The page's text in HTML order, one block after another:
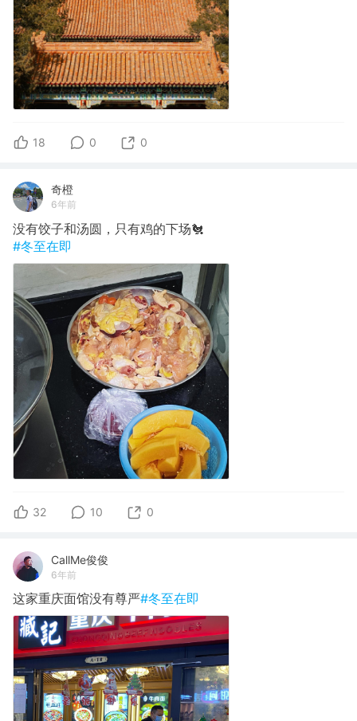
18 0 0
奇橙
6年前
没有饺子和汤圆，只有鸡的下场🐔
#冬至在即
32 10 0
CallMe俊俊
6年前
这家重庆面馆没有尊严#冬至在即